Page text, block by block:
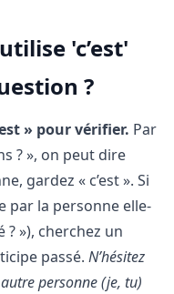
'c’est'
?
» pour vérifier. Par
? », on peut dire
gardez « c’est ». Si
par la personne elle-
? »), cherchez un
passé. N’hésitez
personne (je, tu)